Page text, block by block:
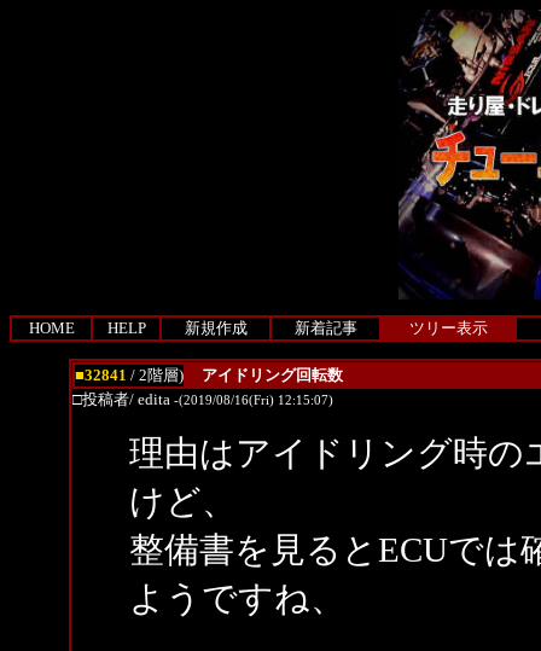
HOME HELP 新規作成 新着記事 ツリー表示
■32841 / 2階層)
アイドリング回転数
□投稿者/ edita -(2019/08/16(Fri) 12:15:07)
理由はアイドリング時
けど、
整備書を見るとECUでは
ようですね、